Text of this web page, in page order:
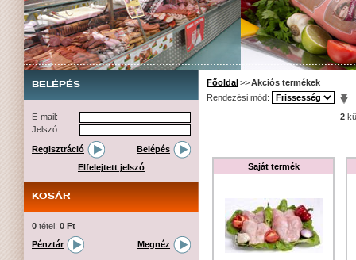
BELÉPÉS
E-mail:
Jelszó:
Regisztráció
Belépés
Elfelejtett jelszó
KOSÁR
0 tétel: 0 Ft
Pénztár
Megnéz
Főoldal>>Akciós termékek
Rendezési mód:
2
Saját termék